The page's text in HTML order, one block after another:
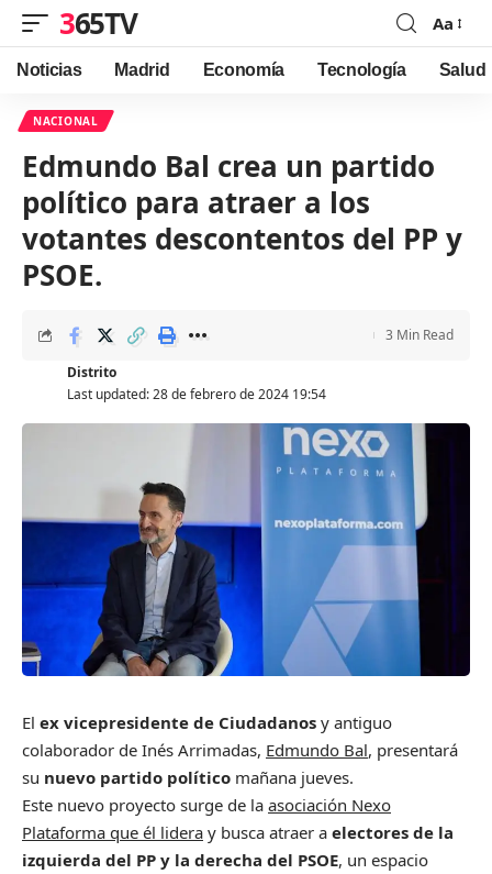
365TV
Font
Resizer
Aa
Noticias Madrid Economía Tecnología Salud
NACIONAL
Edmundo Bal crea un partido
político para atraer a los
votantes descontentos del PP y
PSOE.
Last updated: 28 de febrero de 2024 19:54
Distrito
3 Min Read
El ex vicepresidente de Ciudadanos y antiguo
colaborador de Inés Arrimadas, Edmundo Bal, presentará
su nuevo partido político mañana jueves.
Este nuevo proyecto surge de la asociación Nexo
Plataforma que él lidera y busca atraer a electores de la
izquierda del PP y la derecha del PSOE, un espacio